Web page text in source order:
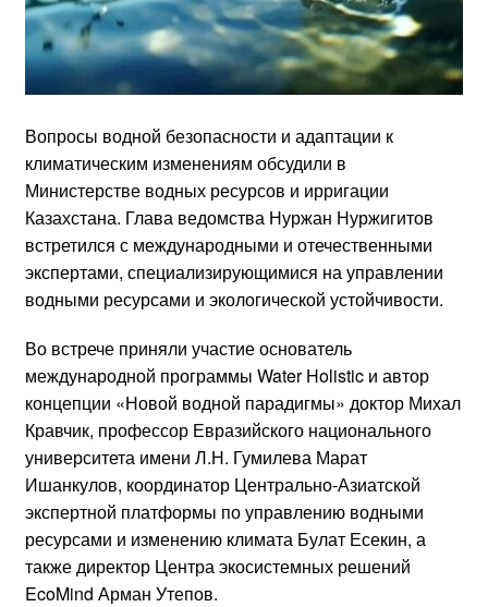
Вопросы водной безопасности и адаптации к
климатическим изменениям обсудили в
Министерстве водных ресурсов и ирригации
Казахстана. Глава ведомства Нуржан Нуржигитов
встретился с международными и отечественными
экспертами, специализирующимися на управлении
водными ресурсами и экологической устойчивости.
Во встрече приняли участие основатель
международной программы Water Holistic и автор
концепции «Новой водной парадигмы» доктор Михал
Кравчик, профессор Евразийского национального
университета имени Л.Н. Гумилева Марат
Ишанкулов, координатор Центрально-Азиатской
экспертной платформы по управлению водными
ресурсами и изменению климата Булат Есекин, а
также директор Центра экосистемных решений
EcoMind Арман Утепов.